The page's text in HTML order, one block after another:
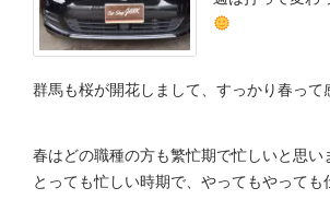
群馬も桜が開花しまして、すっかり春って
春はどの職種の方も繁忙期で忙しいと思い
とっても忙しい時期で、やってもやっても